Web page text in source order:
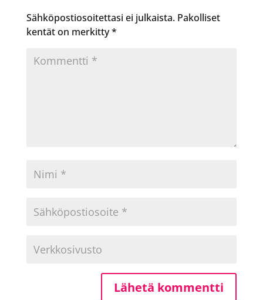
Sähköpostiosoitettasi ei julkaista. Pakolliset
kentät on merkitty*